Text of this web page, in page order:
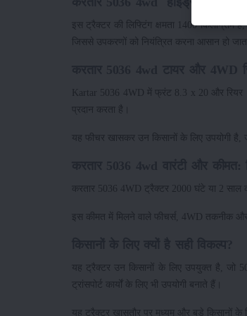
इस ट्रैक्टर की लिफ्टिंग क्षमता 1400
जिससे उपकरणों को नियंत्रित करना आसान हो
Kartar 5036 4WD में फ्रंट 8.3 x 20 और रियर
प्रदान करता है।
यह फीचर खासकर उन किसानों के लिए उपयोगी है,
करतार 5036 4WD ट्रैक्टर 2000 घंटे या 2
इस कीमत में मिलने वाले फीचर्स, 4WD तकनीक
यह ट्रैक्टर उन किसानों के लिए उपयुक्त है, जो
ट्रांसपोर्ट कार्यों के लिए भी उपयोगी बनाते हैं।
यह ट्रैक्टर खासतौर पर मध्यम और बड़े किसानों के